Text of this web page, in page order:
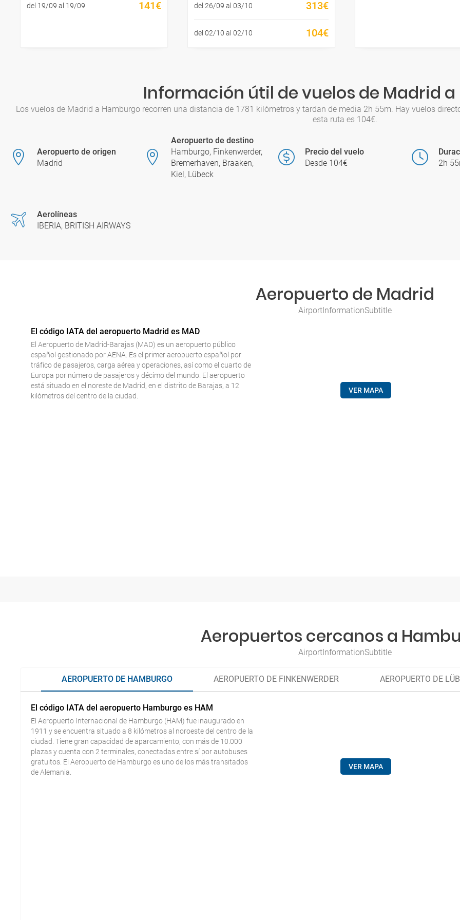
del 19/09 al 19/09 141€ del 26/09 al 03/10 313€
del 02/10 al 02/10 104€
Información útil de vuelos de Madrid
Los vuelos de Madrid a Hamburgo recorren una distancia de 1781 kilómetros y tardan de media 2h 55m. Hay vuelos
esta ruta es 104€.
Aeropuerto de origen
Madrid
Aeropuerto de destino
Hamburgo, Finkenwerder,
Bremerhaven, Braaken,
Kiel, Lübeck
Precio del vuelo
Desde 104€
2h
Aerolíneas
IBERIA, BRITISH AIRWAYS
Aeropuerto de Madrid
AirportInformationSubtitle
El código IATA del aeropuerto Madrid es MAD
El Aeropuerto de Madrid-Barajas (MAD) es un aeropuerto público
español gestionado por AENA. Es el primer aeropuerto español por
tráfico de pasajeros, carga aérea y operaciones, así como el cuarto de
Europa por número de pasajeros y décimo del mundo. El aeropuerto
está situado en el noreste de Madrid, en el distrito de Barajas, a 12
kilómetros del centro de la ciudad.
VER MAPA
Aeropuertos cercanos a
AirportInformationSubtitle
AEROPUERTO DE HAMBURGO AEROPUERTO DE FINKENWERDER AEROPUERTO DE
El código IATA del aeropuerto Hamburgo es HAM
El Aeropuerto Internacional de Hamburgo (HAM) fue inaugurado en
1911 y se encuentra situado a 8 kilómetros al noroeste del centro de la
ciudad. Tiene gran capacidad de aparcamiento, con más de 10.000
plazas y cuenta con 2 terminales, conectadas entre sí por autobuses
gratuitos. El Aeropuerto de Hamburgo es uno de los más transitados
de Alemania.
VER MAPA